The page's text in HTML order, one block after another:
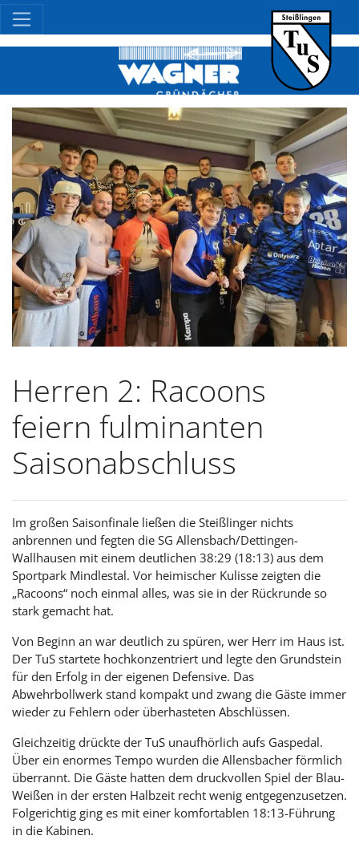
Herren 2: Racoons
feiern fulminanten
Saisonabschluss
Im großen Saisonfinale ließen die Steißlinger nichts
anbrennen und fegten die SG Allensbach/Dettingen-
Wallhausen mit einem deutlichen 38:29 (18:13) aus dem
Sportpark Mindlestal. Vor heimischer Kulisse zeigten die
„Racoons“ noch einmal alles, was sie in der Rückrunde so
stark gemacht hat.
Von Beginn an war deutlich zu spüren, wer Herr im Haus ist.
Der TuS startete hochkonzentriert und legte den Grundstein
für den Erfolg in der eigenen Defensive. Das
Abwehrbollwerk stand kompakt und zwang die Gäste immer
wieder zu Fehlern oder überhasteten Abschlüssen.
Gleichzeitig drückte der TuS unaufhörlich aufs Gaspedal.
Über ein enormes Tempo wurden die Allensbacher förmlich
überrannt. Die Gäste hatten dem druckvollen Spiel der Blau-
Weißen in der ersten Halbzeit recht wenig entgegenzusetzen.
Folgerichtig ging es mit einer komfortablen 18:13-Führung
in die Kabinen.